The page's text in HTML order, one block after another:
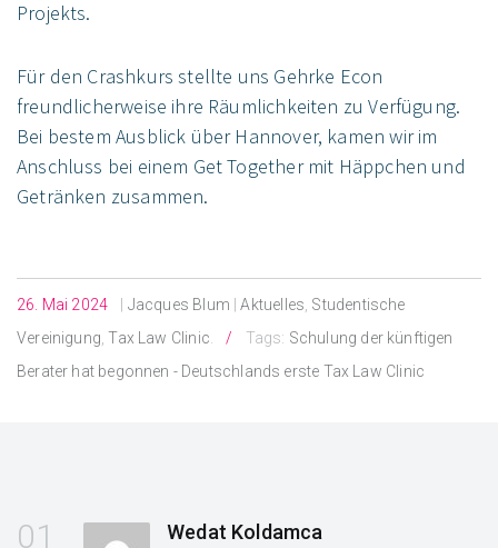
Projekts.
Für den Crashkurs stellte uns Gehrke Econ
freundlicherweise ihre Räumlichkeiten zu Verfügung.
Bei bestem Ausblick über Hannover, kamen wir im
Anschluss bei einem Get Together mit Häppchen und
Getränken zusammen.
26. Mai 2024 Jacques Blum |Aktuelles, Studentische
Vereinigung,Tax Law Clinic. Tags: Schulung der künftigen
Berater hat begonnen - Deutschlands erste Tax Law Clinic
Wedat Koldamca